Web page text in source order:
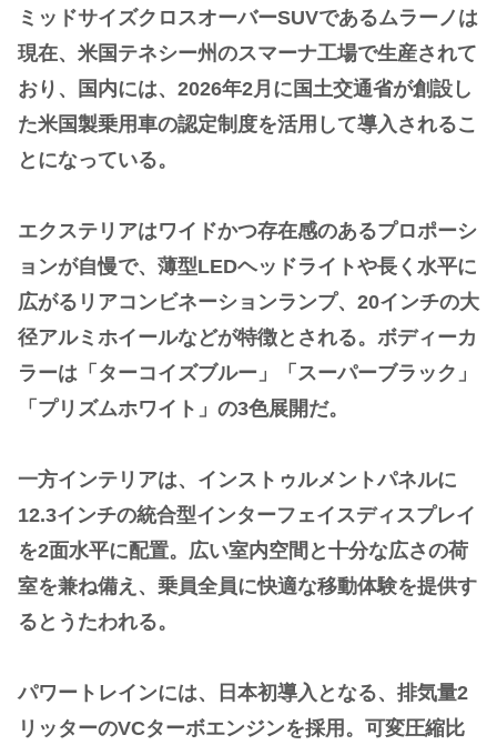
ミッドサイズクロスオーバーSUVであるムラーノは
現在、米国テネシー州のスマーナ工場で生産されて
おり、国内には、2026年2月に国土交通省が創設し
た米国製乗用車の認定制度を活用して導入されるこ
とになっている。
エクステリアはワイドかつ存在感のあるプロポーシ
ョンが自慢で、薄型LEDヘッドライトや長く水平に
広がるリアコンビネーションランプ、20インチの大
径アルミホイールなどが特徴とされる。ボディーカ
ラーは「ターコイズブルー」「スーパーブラック」
「プリズムホワイト」の3色展開だ。
一方インテリアは、インストゥルメントパネルに
12.3インチの統合型インターフェイスディスプレイ
を2面水平に配置。広い室内空間と十分な広さの荷
室を兼ね備え、乗員全員に快適な移動体験を提供す
るとうたわれる。
パワートレインには、日本初導入となる、排気量2
リッターのVCターボエンジンを採用。可変圧縮比